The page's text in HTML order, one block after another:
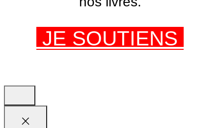
JE SOUTIENS